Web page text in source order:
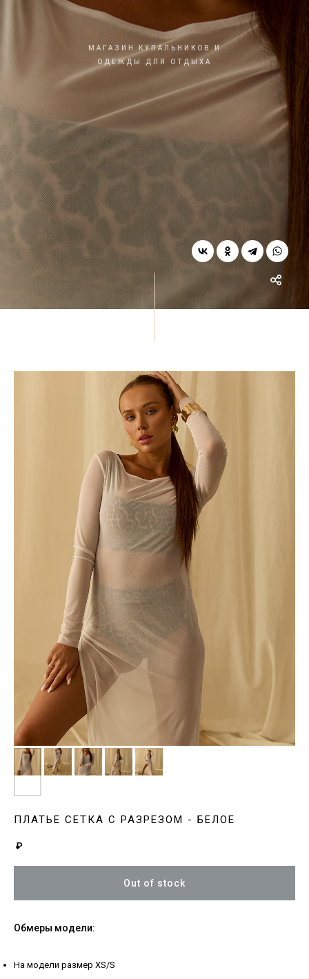
МАГАЗИН КУПАЛЬНИКОВ И
ОДЕЖДЫ ДЛЯ ОТДЫХА
ПЛАТЬЕ СЕТКА С РАЗРЕЗОМ - БЕЛОЕ
₽
Out of stock
Обмеры модели:
На модели размер XS/S